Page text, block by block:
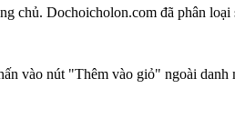
chủ. Dochoicholon.com đã phân
vào nút "Thêm vào giỏ" ngoài